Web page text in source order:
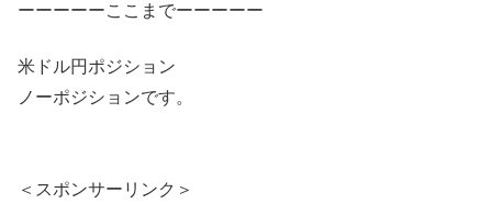
ーーーーーここまでーーーーー
米ドル円ポジション
ノーポジションです。
＜スポンサーリンク＞